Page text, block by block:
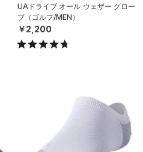
UAドライブ オール ウェザー グロー
ブ（ゴルフ/MEN）
￥2,200